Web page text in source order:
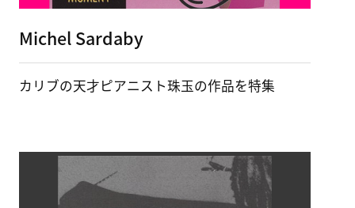
Michel Sardaby
カリブの天才ピアニスト珠玉の作品を特集